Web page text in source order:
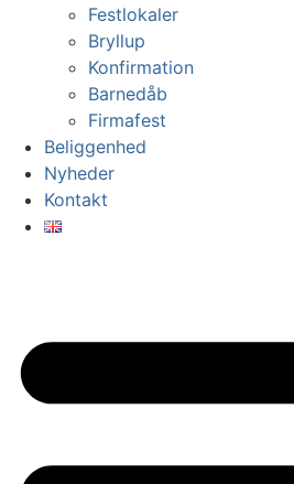
Festlokaler
Bryllup
Konfirmation
Barnedåb
Firmafest
Beliggenhed
Nyheder
Kontakt